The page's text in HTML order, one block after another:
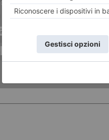
PRECEDENTE
"La salute in